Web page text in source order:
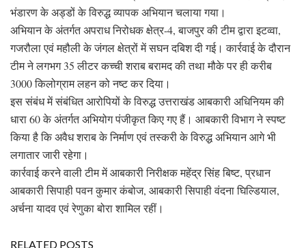
भंडारण के अड्डों के विरुद्ध व्यापक अभियान चलाया गया।
अभियान के अंतर्गत अपराध निरोधक क्षेत्र-4, बाजपुर की टीम द्वारा इटव्वा,
गजरौला एवं महौली के जंगल क्षेत्रों में सघन दबिश दी गई। कार्रवाई के दौरान
टीम ने लगभग 35 लीटर कच्ची शराब बरामद की तथा मौके पर ही करीब
3000 किलोग्राम लहन को नष्ट कर दिया।
इस संबंध में संबंधित आरोपियों के विरुद्ध उत्तराखंड आबकारी अधिनियम की
धारा 60 के अंतर्गत अभियोग पंजीकृत किए गए हैं। आबकारी विभाग ने स्पष्ट
किया है कि अवैध शराब के निर्माण एवं तस्करी के विरुद्ध अभियान आगे भी
लगातार जारी रहेगा।
कार्रवाई करने वाली टीम में आबकारी निरीक्षक महेंद्र सिंह बिष्ट, प्रधान
आबकारी सिपाही पवन कुमार कंबोज, आबकारी सिपाही वंदना घिल्डियाल,
अर्चना यादव एवं रेणुका बोरा शामिल रहीं।
RELATED POSTS